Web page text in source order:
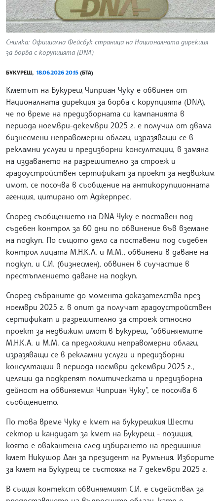
Снимка: Официална Фейсбук страница на Националната дирекция
за борба с корупцията (DNA)
БУКУРЕЩ, 18.06.2026 20:15 (БТА)
Кметът на Букурещ Чиприан Чуку е обвинен от
Националната дирекция за борба с корупцията (DNA),
че по време на предизборната си кампанията в
периода ноември-декември 2025 г. е получил от двама
бизнесмени неправомерни облаги, изразяващи се в
рекламни услуги и предизборни консултации, в замяна
на издаването на разрешително за строеж и
градоустройствен сертификат за проект за недвижим
имот, се посочва в съобщение на антикорупционната
агенция, цитирано от Аджерпрес.
Според съобщението на DNA Чуку е поставен под
съдебен контрол за 60 дни по обвинение във вземане
на подкуп. По същото дело са поставени под съдебен
контрол лицата М.Н.К.А. и М.М., обвинени в даване на
подкуп, и С.И. (бизнесмен), обвинен в съучастие в
престъплението даване на подкуп.
Според събраните до момента доказателства през
ноември 2025 г. в опит да получат градоустройствен
сертификат и разрешително за строеж относно
проект за недвижим имот в Букурещ, "обвиняемите
М.Н.К.А. и М.М. са предложили неправомерни облаги,
изразяващи се в рекламни услуги и предизборни
консултации в периода ноември-декември 2025 г.,
целящи да подкрепят политическата и предизборна
дейност на обвиняемия Чиприан Чуку", се посочва в
съобщението.
По това време Чуку е кмет на букурещкия Шести
сектор и кандидат за кмет на Букурещ - позиция,
която е овакантена след избирането на предишния
кмет Никушор Дан за президент на Румъния. Изборите
за кмет на Букурещ се състояха на 7 декември 2025 г.
В същия контекст обвиняемият С.И. е съдействал за